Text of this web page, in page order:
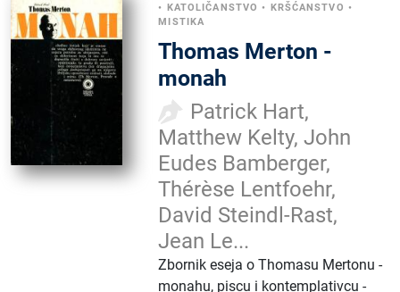
• KATOLIČANSTVO • KRŠĆANSTVO •
MISTIKA
Thomas Merton -
monah
Patrick Hart,
Matthew Kelty, John
Eudes Bamberger,
Thérèse Lentfoehr,
David Steindl-Rast,
Jean Le...
Zbornik eseja o Thomasu Mertonu -
monahu, piscu i kontemplativcu -